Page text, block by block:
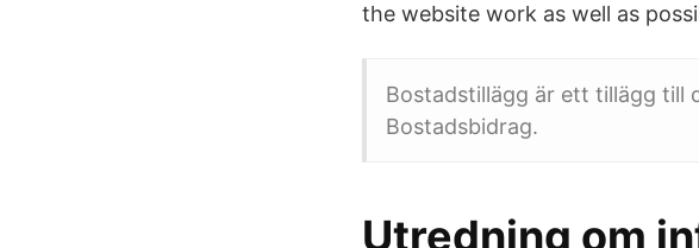
the website work as well as
Bostadstillägg är ett tillägg till
Bostadsbidrag.
Utredning om